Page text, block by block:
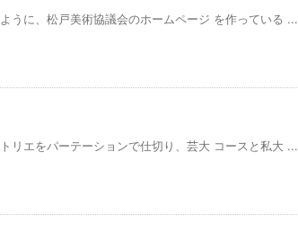
うに、松戸美術協議会のホームページ を作っている ...
リエをパーテーションで仕切り、芸大 コースと私大 ...